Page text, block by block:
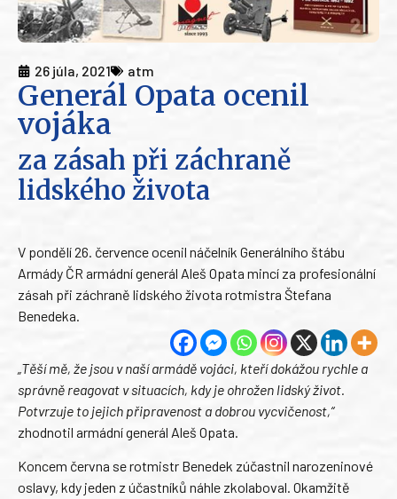
26 júla, 2021 atm
Generál Opata ocenil
vojáka
za zásah při záchraně
lidského života
V pondělí 26. července ocenil náčelník Generálního štábu
Armády ČR armádní generál Aleš Opata mincí za profesionální
zásah při záchraně lidského života rotmistra Štefana
Benedeka.
„Těší mě, že jsou v naší armádě vojáci, kteří dokážou rychle a
správně reagovat v situacích, kdy je ohrožen lidský život.
Potvrzuje to jejich připravenost a dobrou vycvičenost,“
zhodnotil armádní generál Aleš Opata.
Koncem června se rotmistr Benedek zúčastnil narozeninové
oslavy, kdy jeden z účastníků náhle zkolaboval. Okamžitě